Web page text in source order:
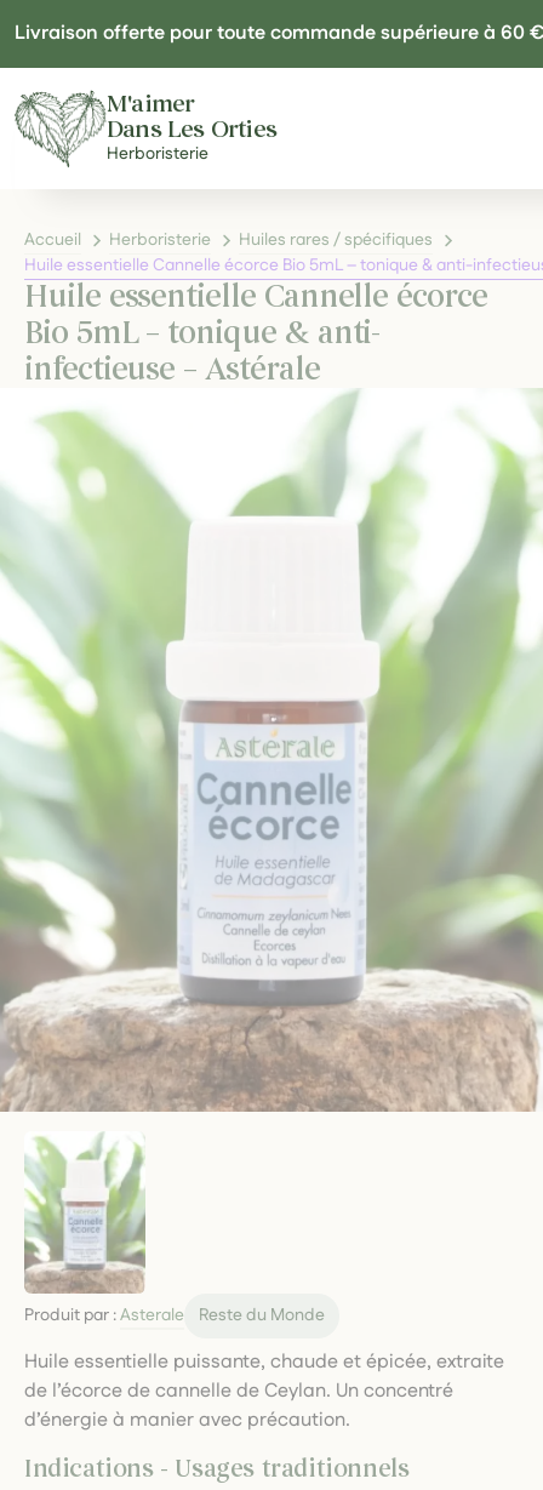
Livraison offerte pour toute commande supérieure à 60 €
M'aimer
Dans Les Orties
Herboristerie
Accueil Herboristerie
Huiles rares / spécifiques
Huile essentielle Cannelle écorce Bio 5mL – tonique & anti-
Huile essentielle Cannelle écorce
Bio 5mL – tonique & anti-
infectieuse – Astérale
Produit par :Asterale Reste du Monde
Huile essentielle puissante, chaude et épicée, extraite
de l’écorce de cannelle de Ceylan. Un concentré
d’énergie à manier avec précaution.
Indications - Usages traditionnels